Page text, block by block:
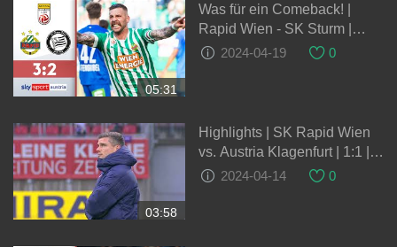
05:31
Was für ein Comeback! |
Rapid Wien - SK Sturm |
Highlights - ADMIRAL
2024-04-19 0
03:58
Highlights | SK Rapid Wien
vs. Austria Klagenfurt | 1:1 |
10.03.2024
2024-04-14 0